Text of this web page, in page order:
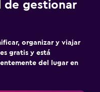
de gestionar
organizar y viajar
gratis y está
del lugar en